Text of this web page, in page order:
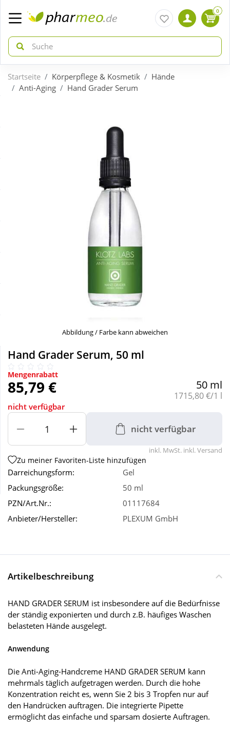
zurück
Täglich gut versorgt
zurück
Körperpflege & Kosmetik
Nahrungsergänzung
Natur & Homöopathie
Sanitätshaus
Sport & Fitness
Tierbedarf
Wellness
0
Startseite Körperpflege & Kosmetik
Hände
Anti-Aging
Hand Grader Serum
Abbildung / Farbe kann abweichen
Hand Grader Serum, 50 ml
Mengenrabatt
85,79 € 50 ml
Grundpreis:
1715,80 €/1 l
nicht verfügbar
nicht verfügbar
inkl. MwSt. inkl. Versand
Zu meiner Favoriten-Liste hinzufügen
Darreichungsform:
Gel
Packungsgröße:
50 ml
PZN/Art.Nr.:
01117684
Anbieter/Hersteller:
PLEXUM GmbH
Artikelbeschreibung
HAND GRADER SERUM ist insbesondere auf die Bedürfnisse
der ständig exponierten und durch z.B. häufiges Waschen
belasteten Hände ausgelegt.
Anwendung
Die Anti-Aging-Handcreme HAND GRADER SERUM kann
mehrmals täglich aufgetragen werden. Durch die hohe
Konzentration reicht es, wenn Sie 2 bis 3 Tropfen nur auf
den Handrücken auftragen. Die integrierte Pipette
ermöglicht das einfache und sparsam dosierte Auftragen.